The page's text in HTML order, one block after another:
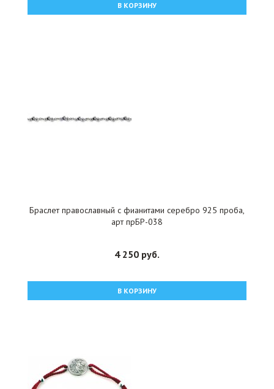
В КОРЗИНУ
Браслет православный с фианитами серебро 925 проба,
арт прБР-038
4 250 руб.
В КОРЗИНУ